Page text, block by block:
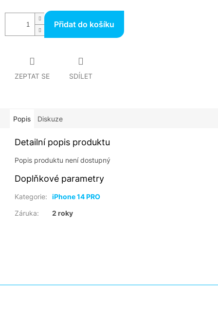
Přidat do košíku
ZEPTAT SE SDÍLET
Popis Diskuze
Detailní popis produktu
Popis produktu není dostupný
Doplňkové parametry
Kategorie:
iPhone 14 PRO
Záruka: 2 roky